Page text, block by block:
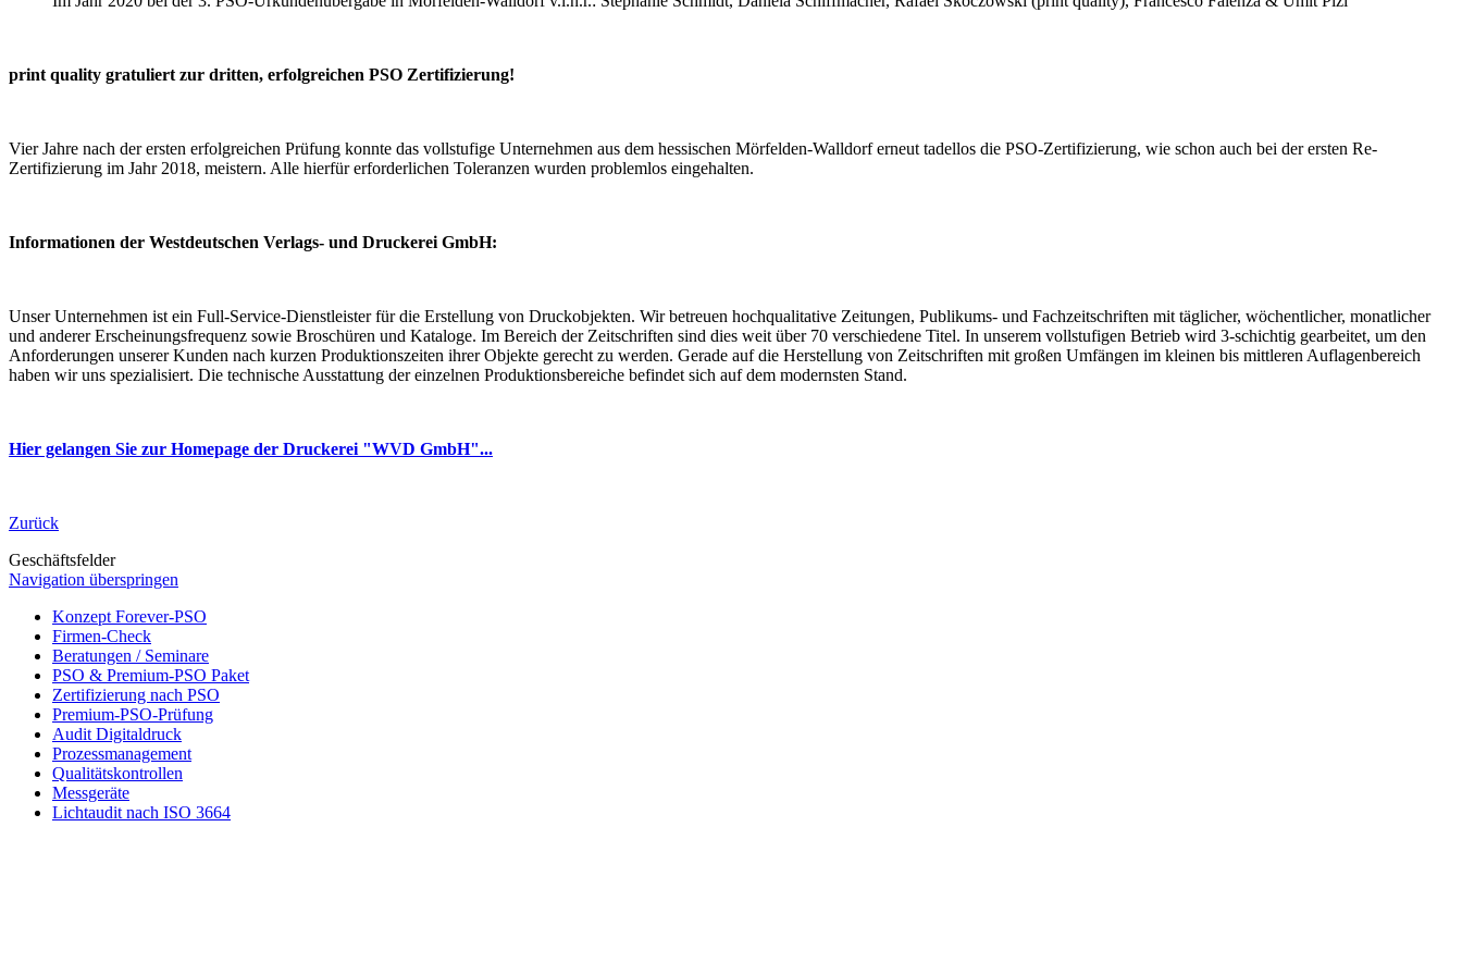
print quality gratuliert zur dritten, erfolgreichen PSO Zertifizierung!
Vier Jahre nach der ersten erfolgreichen Prüfung konnte das vollstufige Unternehmen aus dem hessischen Mörfelden-Walldorf erneut tadellos die PSO-Zertifizierung, wie schon auch bei der ersten Re-
Zertifizierung im Jahr 2018, meistern. Alle hierfür erforderlichen Toleranzen wurden problemlos eingehalten.
Informationen der Westdeutschen Verlags- und Druckerei GmbH:
Unser Unternehmen ist ein Full-Service-Dienstleister für die Erstellung von Druckobjekten. Wir betreuen hochqualitative Zeitungen, Publikums- und Fachzeitschriften mit täglicher, wöchentlicher, monatlicher
und anderer Erscheinungsfrequenz sowie Broschüren und Kataloge. Im Bereich der Zeitschriften sind dies weit über 70 verschiedene Titel. In unserem vollstufigen Betrieb wird 3-schichtig gearbeitet, um den
Anforderungen unserer Kunden nach kurzen Produktionszeiten ihrer Objekte gerecht zu werden. Gerade auf die Herstellung von Zeitschriften mit großen Umfängen im kleinen bis mittleren Auflagenbereich
haben wir uns spezialisiert. Die technische Ausstattung der einzelnen Produktionsbereiche befindet sich auf dem modernsten Stand.
Hier gelangen Sie zur Homepage der Druckerei "WVD GmbH"...
Zurück
Geschäftsfelder
Navigation überspringen
Konzept Forever-PSO
Firmen-Check
Beratungen / Seminare
PSO & Premium-PSO Paket
Zertifizierung nach PSO
Premium-PSO-Prüfung
Audit Digitaldruck
Prozessmanagement
Qualitätskontrollen
Messgeräte
Lichtaudit nach ISO 3664